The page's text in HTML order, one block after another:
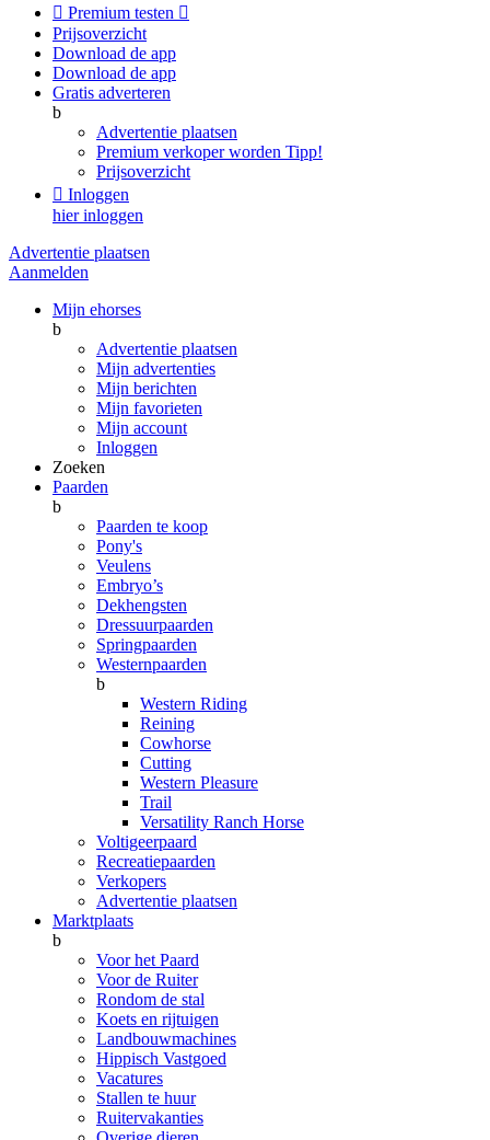
 Premium testen 
Prijsoverzicht
Download de app
Download de app
Gratis adverteren
b
Advertentie plaatsen
Premium verkoper worden Tipp!
Prijsoverzicht
 Inloggen
hier inloggen
Advertentie plaatsen
Aanmelden
Mijn ehorses
b
Advertentie plaatsen
Mijn advertenties
Mijn berichten
Mijn favorieten
Mijn account
Inloggen
Zoeken
Paarden
b
Paarden te koop
Pony's
Veulens
Embryo’s
Dekhengsten
Dressuurpaarden
Springpaarden
Westernpaarden
b
Western Riding
Reining
Cowhorse
Cutting
Western Pleasure
Trail
Versatility Ranch Horse
Voltigeerpaard
Recreatiepaarden
Verkopers
Advertentie plaatsen
Marktplaats
b
Voor het Paard
Voor de Ruiter
Rondom de stal
Koets en rijtuigen
Landbouwmachines
Hippisch Vastgoed
Vacatures
Stallen te huur
Ruitervakanties